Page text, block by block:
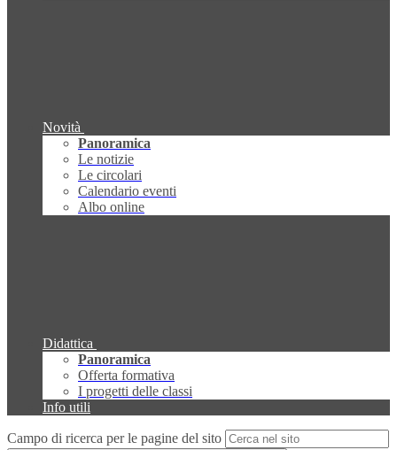
Novità
Panoramica
Le notizie
Le circolari
Calendario eventi
Albo online
Didattica
Panoramica
Offerta formativa
I progetti delle classi
Info utili
Campo di ricerca per le pagine del sito